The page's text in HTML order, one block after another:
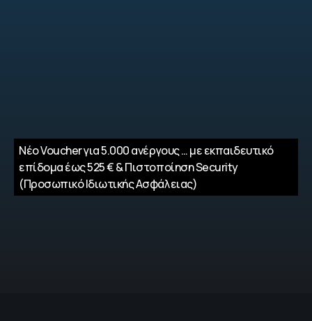
Νέο Voucher για 5.000 ανέργους … με εκπαιδευτικό
επίδομα έως 525 € & Πιστοποίηση Security
(Προσωπικό Ιδιωτικής Ασφάλειας)